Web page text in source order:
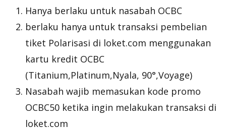
Hanya berlaku untuk nasabah OCBC
berlaku hanya untuk transaksi pembelian
tiket Polarisasi di loket.com menggunakan
kartu kredit OCBC
(Titanium,Platinum,Nyala, 90°,Voyage)
Nasabah wajib memasukan kode promo
OCBC50 ketika ingin melakukan transaksi di
loket.com